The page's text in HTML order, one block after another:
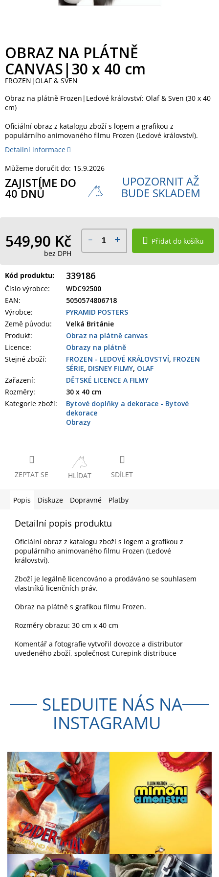
OBRAZ NA PLÁTNĚ
CANVAS|30 x 40 cm
FROZEN|OLAF & SVEN
Obraz na plátně Frozen|Ledové království: Olaf & Sven (30 x 40
cm)
Oficiální obraz z katalogu zboží s logem a grafikou z
populárního animovaného filmu Frozen (Ledové království).
Detailní informace
Můžeme doručit do: 15.9.2026
ZAJISTÍME DO
40 DNŮ
UPOZORNIT AŽ
BUDE SKLADEM
549,90 Kč
bez DPH
Přidat do košíku
Kód produktu: 339186
Číslo výrobce:
WDC92500
EAN:
5050574806718
Výrobce:
PYRAMID POSTERS
Země původu:
Velká Británie
Produkt:
Obraz na plátně canvas
Licence:
Obrazy na plátně
Stejné zboží:
FROZEN - LEDOVÉ KRÁLOVSTVÍ, FROZEN
SÉRIE, DISNEY FILMY, OLAF
Zařazení:
DĚTSKÉ LICENCE A FILMY
Rozměry:
30 x 40 cm
Kategorie zboží:
Bytové doplňky a dekorace - Bytové
dekorace
Obrazy
ZEPTAT SE HLÍDAT SDÍLET
Popis Diskuze Dopravné Platby
Detailní popis produktu
Oficiální obraz z katalogu zboží s logem a grafikou z
populárního animovaného filmu Frozen (Ledové
království).
Zboží je legálně licencováno a prodáváno se souhlasem
vlastníků licenčních práv.
Obraz na plátně s grafikou filmu Frozen.
Rozměry obrazu: 30 cm x 40 cm
Komentář a fotografie vytvořil dovozce a distributor
uvedeného zboží, společnost Curepink distribuce
SLEDUJTE NÁS NA
INSTAGRAMU